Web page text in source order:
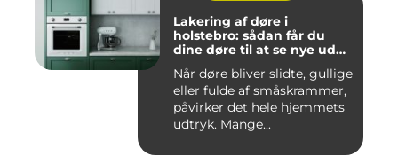
Lakering af døre i
holstebro: sådan får du
dine døre til at se nye ud
Når døre bliver slidte, gullige
eller fulde af småskrammer,
påvirker det hele hjemmets
udtryk. Mange...